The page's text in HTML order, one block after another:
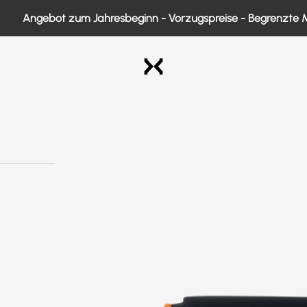
Angebot zum Jahresbeginn - Vorzugspreise - Begrenzte
Exo Medical